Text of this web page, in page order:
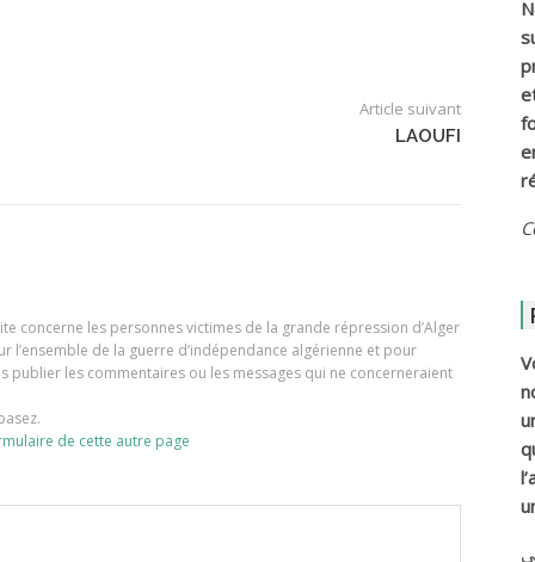
Article suivant
LAOUFI
concerne les personnes victimes de la grande répression d’Alger
l’ensemble de la guerre d’indépendance algérienne et pour
publier les commentaires ou les messages qui ne concerneraient
de cette autre page